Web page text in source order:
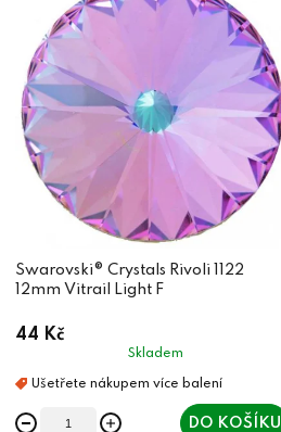
Swarovski® Crystals Rivoli 1122
12mm Vitrail Light F
44 Kč
Skladem
DO KOŠÍKU